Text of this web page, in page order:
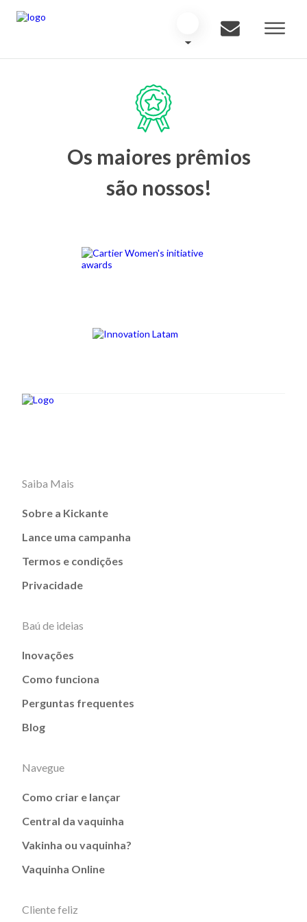
Os maiores prêmios
são nossos!
Saiba Mais
Sobre a Kickante
Lance uma campanha
Termos e condições
Privacidade
Baú de ideias
Inovações
Como funciona
Perguntas frequentes
Blog
Navegue
Como criar e lançar
Central da vaquinha
Vakinha ou vaquinha?
Vaquinha Online
Cliente feliz